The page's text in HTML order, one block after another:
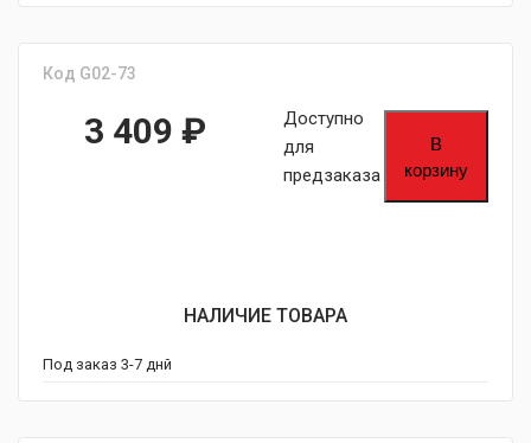
Код G02-73
3 409 ₽
Доступно
для
предзаказа
В
корзину
НАЛИЧИЕ ТОВАРА
Под заказ 3-7 днй